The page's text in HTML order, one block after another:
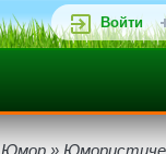
Войти
Юмор »